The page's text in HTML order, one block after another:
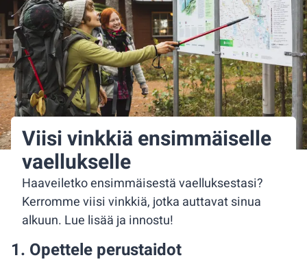
Viisi vinkkiä ensimmäiselle
vaellukselle
Haaveiletko ensimmäisestä vaelluksestasi?
Kerromme viisi vinkkiä, jotka auttavat sinua
alkuun. Lue lisää ja innostu!
1. Opettele perustaidot